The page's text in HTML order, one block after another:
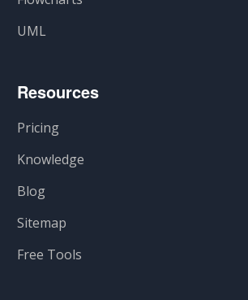
UML
Resources
Pricing
Knowledge
Blog
Sitemap
Free Tools